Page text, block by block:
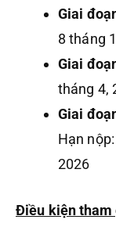
Giai
8 tháng
Giai
tháng 4,
Giai
Hạn
2026
Điều kiện tham